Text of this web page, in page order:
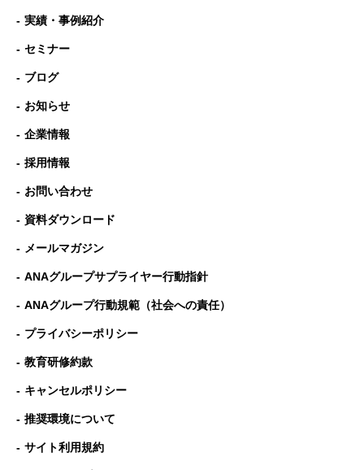
実績・事例紹介
セミナー
ブログ
お知らせ
企業情報
採用情報
お問い合わせ
資料ダウンロード
メールマガジン
ANAグループサプライヤー行動指針
ANAグループ⾏動規範（社会への責任）
プライバシーポリシー
教育研修約款
キャンセルポリシー
推奨環境について
サイト利用規約